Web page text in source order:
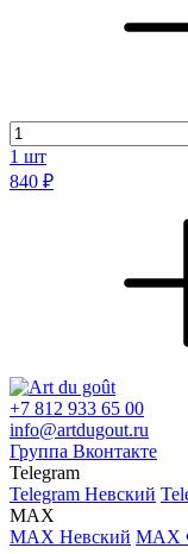
1 шт
840 ₽
+7 812 933 65 00
info@artdugout.ru
Группа Вконтакте
Telegram
Telegram Невский
MAX
MAX Невский MAX